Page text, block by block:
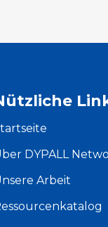
DYPALL
Arbeit